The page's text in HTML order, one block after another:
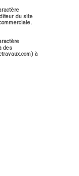
du site
des
à